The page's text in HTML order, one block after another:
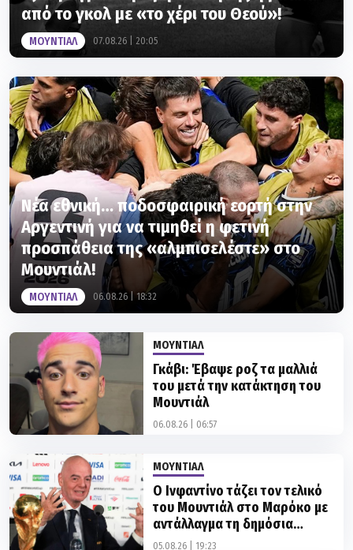
ΜΟΥΝΤΙΑΛ 07.08.26 | 20:05
Νέα εθνική… ποδοσφαιρική εορτή στην
Αργεντινή για να τιμηθεί η φετινή
προσπάθεια της «αλμπισελέστε» στο
Μουντιάλ!
ΜΟΥΝΤΙΑΛ 06.08.26 | 18:32
ΜΟΥΝΤΙΑΛ
του μετά την κατάκτηση του
Μουντιάλ
06.08.26 | 06:57
ΜΟΥΝΤΙΑΛ
του Μουντιάλ στο Μαρόκο με
αντάλλαγμα τη δημόσια
στήριξη της ομοσπονδίας
05.08.26 | 19:23